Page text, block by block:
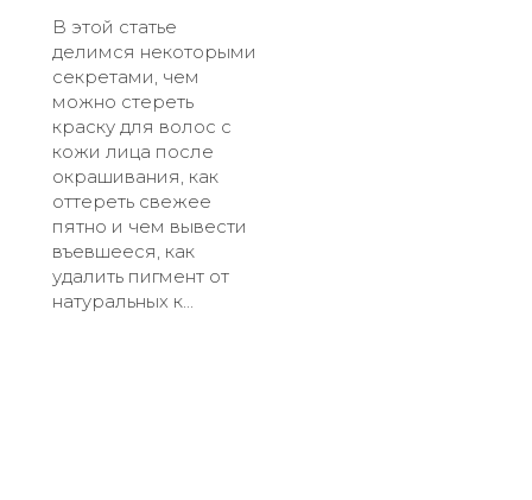
В этой статье
делимся некоторыми
секретами, чем
можно стереть
краску для волос с
кожи лица после
окрашивания, как
оттереть свежее
пятно и чем вывести
въевшееся, как
удалить пигмент от
натуральных к...